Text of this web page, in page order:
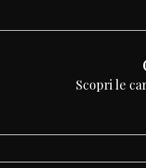
Scopri le